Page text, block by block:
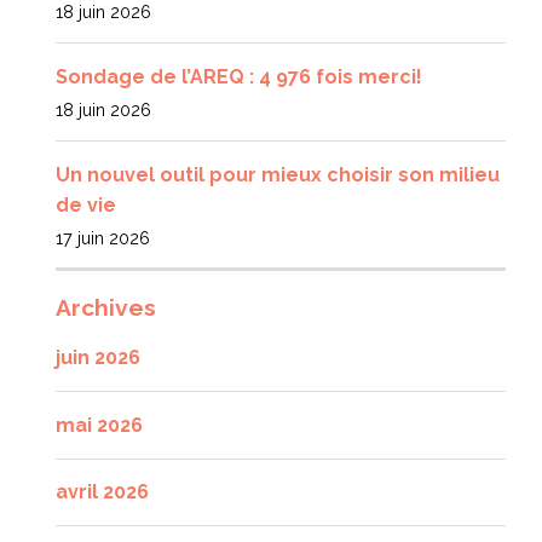
18 juin 2026
Sondage de l’AREQ : 4 976 fois merci!
18 juin 2026
Un nouvel outil pour mieux choisir son milieu
de vie
17 juin 2026
Archives
juin 2026
mai 2026
avril 2026